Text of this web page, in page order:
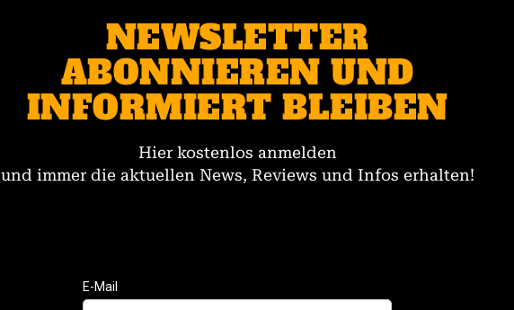
NEWSLETTER
ABONNIEREN UND
INFORMIERT BLEIBEN
Hier kostenlos anmelden
und immer die aktuellen News, Reviews und Infos erhalten!